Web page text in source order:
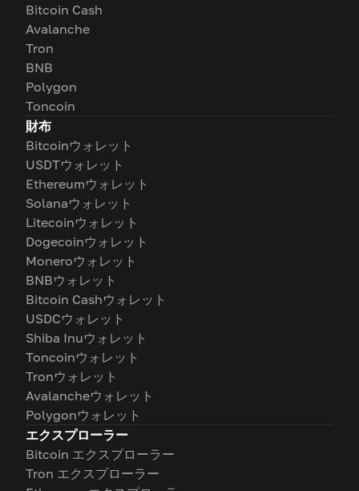
Bitcoin Cash
Avalanche
Tron
BNB
Polygon
Toncoin
財布
Bitcoinウォレット
USDTウォレット
Ethereumウォレット
Solanaウォレット
Litecoinウォレット
Dogecoinウォレット
Moneroウォレット
BNBウォレット
Bitcoin Cashウォレット
USDCウォレット
Shiba Inuウォレット
Toncoinウォレット
Tronウォレット
Avalancheウォレット
Polygonウォレット
エクスプローラー
Bitcoin エクスプローラー
Tron エクスプローラー